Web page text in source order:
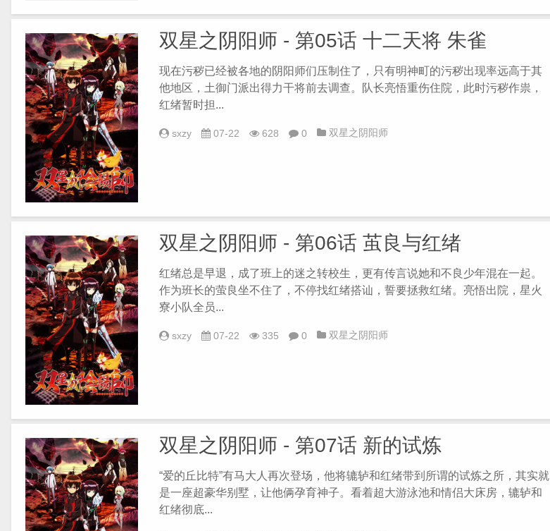
双星之阴阳师 - 第05话 十二天将 朱雀
现在污秽已经被各地的阴阳师们压制住了，只有明神町的污秽出现率远高于其
他地区，土御门派出得力干将前去调查。队长亮悟重伤住院，此时污秽作祟，
红绪暂时担...
sxzy 07-22 628 0 双星之阴阳师
双星之阴阳师 - 第06话 茧良与红绪
红绪总是早退，成了班上的迷之转校生，更有传言说她和不良少年混在一起。
作为班长的萤良坐不住了，不停找红绪搭讪，誓要拯救红绪。亮悟出院，星火
寮小队全员...
sxzy 07-22 335 0 双星之阴阳师
双星之阴阳师 - 第07话 新的试炼
“爱的丘比特”有马大人再次登场，他将辘轳和红绪带到所谓的试炼之所，其实就
是一座超豪华别墅，让他俩孕育神子。看着超大游泳池和情侣大床房，辘轳和
红绪彻底...